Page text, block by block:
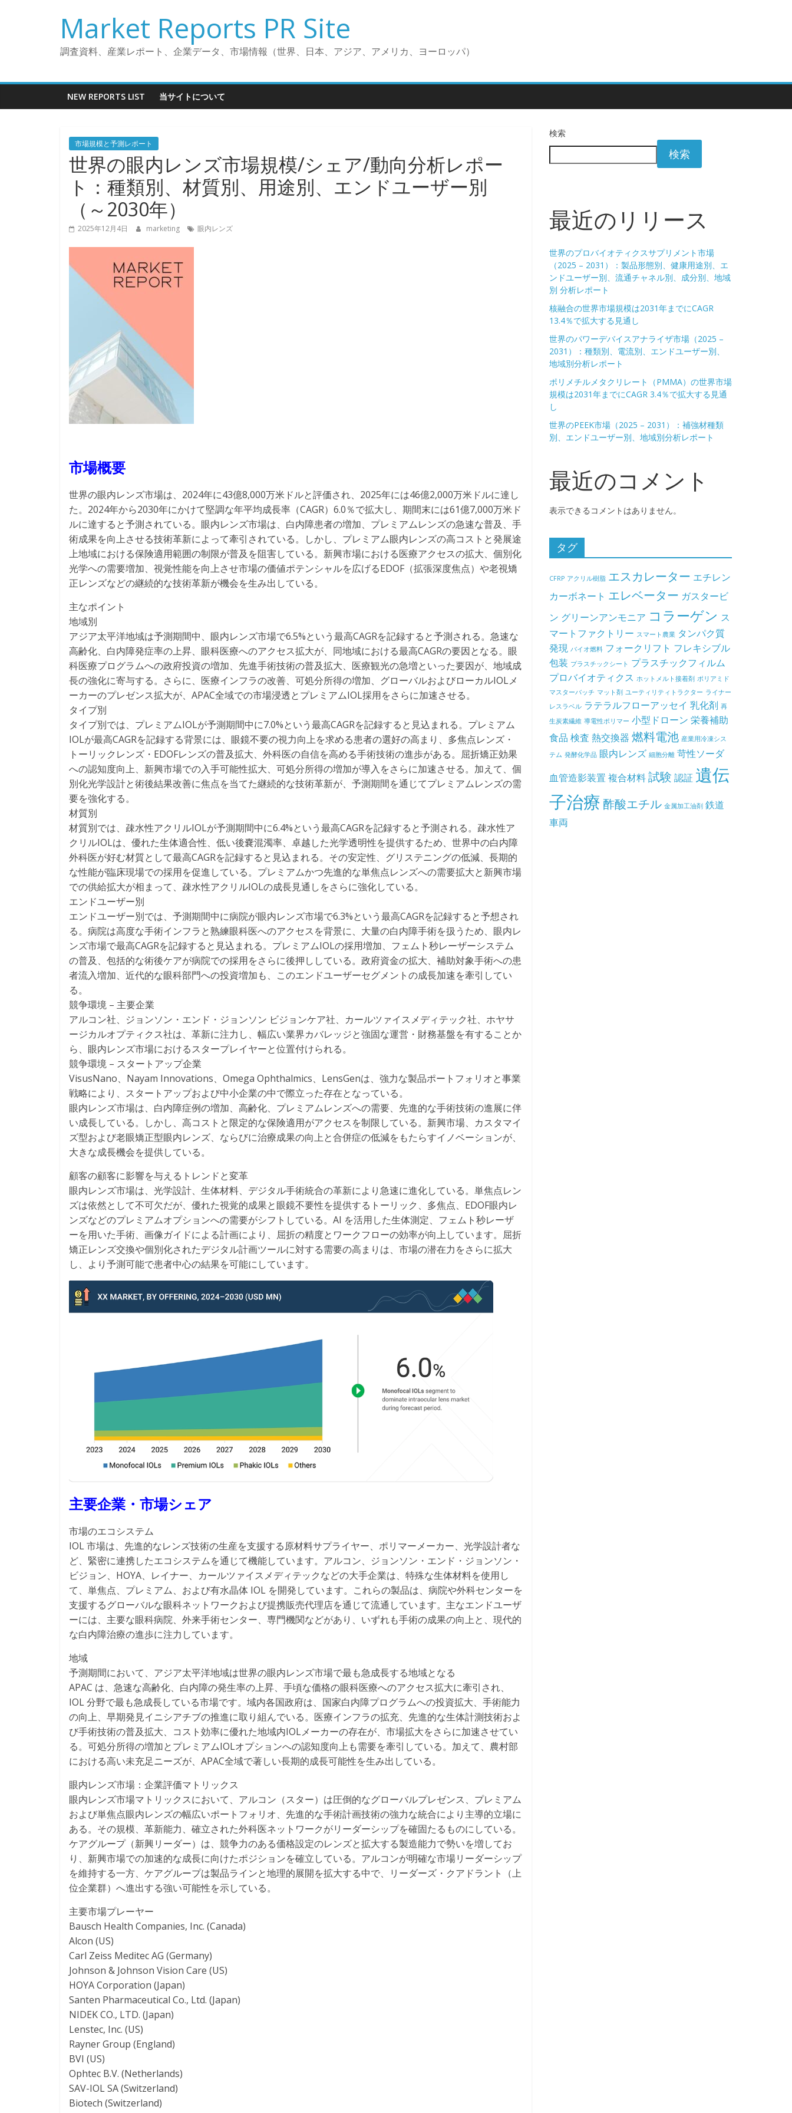
へ
キ
Market Reports PR Site
調査資料、産業レポート、企業データ、市場情報（世界、日本、アジア、アメリカ、ヨーロッパ）
NEW REPORTS LIST 当サイトについて
市場規模と予測レポート
世界の眼内レンズ市場規模/シェア/動向分析レポー
ト：種類別、材質別、用途別、エンドユーザー別
（～2030年）
2025年12月4日 marketing 眼内レンズ
市場概要
世界の眼内レンズ市場は、2024年に43億8,000万米ドルと評価され、2025年には46億2,000万米ドルに達し
た。2024年から2030年にかけて堅調な年平均成長率（CAGR）6.0％で拡大し、期間末には61億7,000万米ド
ルに達すると予測されている。眼内レンズ市場は、白内障患者の増加、プレミアムレンズの急速な普及、手
術成果を向上させる技術革新によって牽引されている。しかし、プレミアム眼内レンズの高コストと発展途
上地域における保険適用範囲の制限が普及を阻害している。新興市場における医療アクセスの拡大、個別化
光学への需要増加、視覚性能を向上させ市場の価値ポテンシャルを広げるEDOF（拡張深度焦点）や老視矯
正レンズなどの継続的な技術革新が機会を生み出している。
主なポイント
地域別
アジア太平洋地域は予測期間中、眼内レンズ市場で6.5%という最高CAGRを記録すると予測される。急速な
高齢化、白内障発症率の上昇、眼科医療へのアクセス拡大が、同地域における最高CAGRの要因となる。眼
科医療プログラムへの政府投資の増加、先進手術技術の普及拡大、医療観光の急増といった要因が、地域成
長の強化に寄与する。さらに、医療インフラの改善、可処分所得の増加、グローバルおよびローカルIOLメ
ーカーのプレゼンス拡大が、APAC全域での市場浸透とプレミアムIOL採用をさらに加速させる。
タイプ別
タイプ別では、プレミアムIOLが予測期間中に7.0%という最高CAGRを記録すると見込まれる。プレミアム
IOLが最高CAGRを記録する背景には、眼鏡不要の視力向上を求める患者の選好の高まり、多焦点レンズ・
トーリックレンズ・EDOFレンズの普及拡大、外科医の自信を高める手術技術の進歩がある。屈折矯正効果
への認知度向上、新興市場での入手可能性拡大、可処分所得の増加が導入をさらに加速させる。加えて、個
別化光学設計と術後結果改善に焦点を当てた継続的な技術革新が、予測期間を通じてプレミアムレンズの需
要を強化する。
材質別
材質別では、疎水性アクリルIOLが予測期間中に6.4%という最高CAGRを記録すると予測される。疎水性ア
クリルIOLは、優れた生体適合性、低い後嚢混濁率、卓越した光学透明性を提供するため、世界中の白内障
外科医が好む材質として最高CAGRを記録すると見込まれる。その安定性、グリステニングの低減、長期的
な性能が臨床現場での採用を促進している。プレミアムかつ先進的な単焦点レンズへの需要拡大と新興市場
での供給拡大が相まって、疎水性アクリルIOLの成長見通しをさらに強化している。
エンドユーザー別
エンドユーザー別では、予測期間中に病院が眼内レンズ市場で6.3%という最高CAGRを記録すると予想され
る。病院は高度な手術インフラと熟練眼科医へのアクセスを背景に、大量の白内障手術を扱うため、眼内レ
ンズ市場で最高CAGRを記録すると見込まれる。プレミアムIOLの採用増加、フェムト秒レーザーシステム
の普及、包括的な術後ケアが病院での採用をさらに後押ししている。政府資金の拡大、補助対象手術への患
者流入増加、近代的な眼科部門への投資増加も、このエンドユーザーセグメントの成長加速を牽引してい
る。
競争環境 – 主要企業
アルコン社、ジョンソン・エンド・ジョンソン ビジョンケア社、カールツァイスメディテック社、ホヤサ
ージカルオプティクス社は、革新に注力し、幅広い業界カバレッジと強固な運営・財務基盤を有することか
ら、眼内レンズ市場におけるスタープレイヤーと位置付けられる。
競争環境 – スタートアップ企業
VisusNano、Nayam Innovations、Omega Ophthalmics、LensGenは、強力な製品ポートフォリオと事業
戦略により、スタートアップおよび中小企業の中で際立った存在となっている。
眼内レンズ市場は、白内障症例の増加、高齢化、プレミアムレンズへの需要、先進的な手術技術の進展に伴
い成長している。しかし、高コストと限定的な保険適用がアクセスを制限している。新興市場、カスタマイ
ズ型および老眼矯正型眼内レンズ、ならびに治療成果の向上と合併症の低減をもたらすイノベーションが、
大きな成長機会を提供している。
顧客の顧客に影響を与えるトレンドと変革
眼内レンズ市場は、光学設計、生体材料、デジタル手術統合の革新により急速に進化している。単焦点レン
ズは依然として不可欠だが、優れた視覚的成果と眼鏡不要性を提供するトーリック、多焦点、EDOF眼内レ
ンズなどのプレミアムオプションへの需要がシフトしている。AI を活用した生体測定、フェムト秒レーザ
ーを用いた手術、画像ガイドによる計画により、屈折の精度とワークフローの効率が向上しています。屈折
矯正レンズ交換や個別化されたデジタル計画ツールに対する需要の高まりは、市場の潜在力をさらに拡大
し、より予測可能で患者中心の結果を可能にしています。
主要企業・市場シェア
市場のエコシステム
IOL 市場は、先進的なレンズ技術の生産を支援する原材料サプライヤー、ポリマーメーカー、光学設計者な
ど、緊密に連携したエコシステムを通じて機能しています。アルコン、ジョンソン・エンド・ジョンソン・
ビジョン、HOYA、レイナー、カールツァイスメディテックなどの大手企業は、特殊な生体材料を使用し
て、単焦点、プレミアム、および有水晶体 IOL を開発しています。これらの製品は、病院や外科センターを
支援するグローバルな眼科ネットワークおよび提携販売代理店を通じて流通しています。主なエンドユーザ
ーには、主要な眼科病院、外来手術センター、専門機関などがあり、いずれも手術の成果の向上と、現代的
な白内障治療の進歩に注力しています。
地域
予測期間において、アジア太平洋地域は世界の眼内レンズ市場で最も急成長する地域となる
APAC は、急速な高齢化、白内障の発生率の上昇、手頃な価格の眼科医療へのアクセス拡大に牽引され、
IOL 分野で最も急成長している市場です。域内各国政府は、国家白内障プログラムへの投資拡大、手術能力
の向上、早期発見イニシアチブの推進に取り組んでいる。医療インフラの拡充、先進的な生体計測技術およ
び手術技術の普及拡大、コスト効率に優れた地域内IOLメーカーの存在が、市場拡大をさらに加速させてい
る。可処分所得の増加とプレミアムIOLオプションへの認知度向上も需要を牽引している。加えて、農村部
における高い未充足ニーズが、APAC全域で著しい長期的成長可能性を生み出している。
眼内レンズ市場：企業評価マトリックス
眼内レンズ市場マトリックスにおいて、アルコン（スター）は圧倒的なグローバルプレゼンス、プレミアム
および単焦点眼内レンズの幅広いポートフォリオ、先進的な手術計画技術の強力な統合により主導的立場に
ある。その規模、革新能力、確立された外科医ネットワークがリーダーシップを確固たるものにしている。
ケアグループ（新興リーダー）は、競争力のある価格設定のレンズと拡大する製造能力で勢いを増してお
り、新興市場での加速的な成長に向けたポジションを確立している。アルコンが明確な市場リーダーシップ
を維持する一方、ケアグループは製品ラインと地理的展開を拡大する中で、リーダーズ・クアドラント（上
位企業群）へ進出する強い可能性を示している。
主要市場プレーヤー
Bausch Health Companies, Inc. (Canada)
Alcon (US)
Carl Zeiss Meditec AG (Germany)
Johnson & Johnson Vision Care (US)
HOYA Corporation (Japan)
Santen Pharmaceutical Co., Ltd. (Japan)
NIDEK CO., LTD. (Japan)
Lenstec, Inc. (US)
Rayner Group (England)
BVI (US)
Ophtec B.V. (Netherlands)
SAV-IOL SA (Switzerland)
Biotech (Switzerland)
検索
検索
最近のリリース
世界のプロバイオティクスサプリメント市場
（2025 – 2031）：製品形態別、健康用途別、エ
ンドユーザー別、流通チャネル別、成分別、地域
別 分析レポート
核融合の世界市場規模は2031年までにCAGR
13.4％で拡大する見通し
世界のパワーデバイスアナライザ市場（2025 –
2031）：種類別、電流別、エンドユーザー別、
地域別分析レポート
ポリメチルメタクリレート（PMMA）の世界市場
規模は2031年までにCAGR 3.4％で拡大する見通
し
世界のPEEK市場（2025 – 2031）：補強材種類
別、エンドユーザー別、地域別分析レポート
最近のコメント
表示できるコメントはありません。
タグ
CFRP アクリル樹脂 エスカレーター エチレン
カーボネート エレベーター ガスタービ
ン グリーンアンモニア コラーゲン ス
マートファクトリー スマート農業 タンパク質
発現 バイオ燃料 フォークリフト フレキシブル
包装 プラスチックシート プラスチックフィルム
プロバイオティクス ホットメルト接着剤 ポリアミド
マスターバッチ マット剤 ユーティリティトラクター ライナー
レスラベル ラテラルフローアッセイ 乳化剤 再
生炭素繊維 導電性ポリマー 小型ドローン 栄養補助
食品 検査 熱交換器 燃料電池 産業用冷凍シス
テム 発酵化学品 眼内レンズ 細胞分離 苛性ソーダ
血管造影装置 複合材料試験 認証 遺伝
子治療 酢酸エチル 金属加工油剤 鉄道
車両